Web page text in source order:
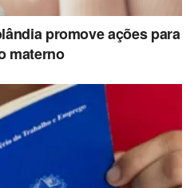
promove ações para
materno